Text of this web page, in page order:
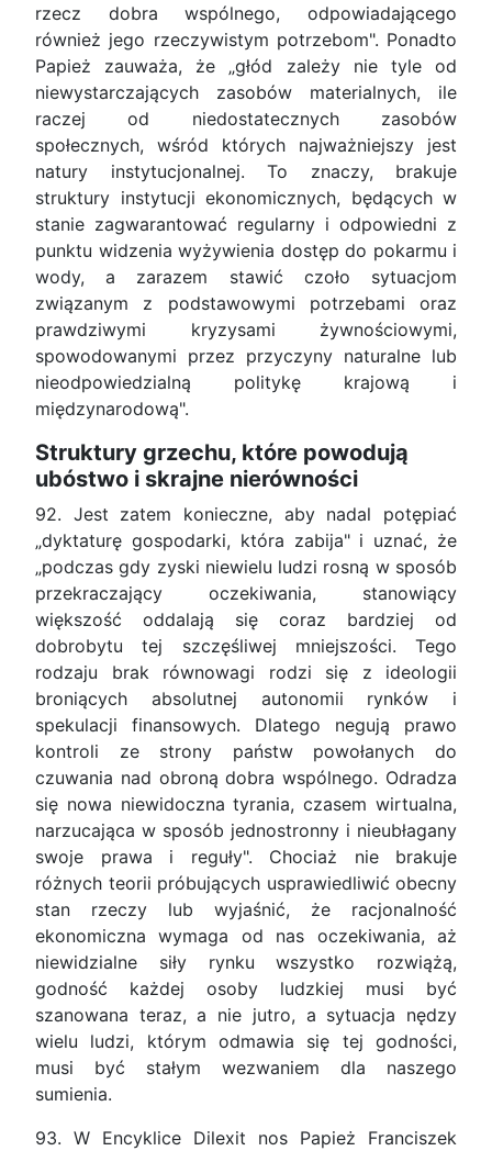
rzecz dobra wspólnego, odpowiadającego
również jego rzeczywistym potrzebom". Ponadto
Papież zauważa, że „głód zależy nie tyle od
niewystarczających zasobów materialnych, ile
raczej od niedostatecznych zasobów
społecznych, wśród których najważniejszy jest
natury instytucjonalnej. To znaczy, brakuje
struktury instytucji ekonomicznych, będących w
stanie zagwarantować regularny i odpowiedni z
punktu widzenia wyżywienia dostęp do pokarmu i
wody, a zarazem stawić czoło sytuacjom
związanym z podstawowymi potrzebami oraz
prawdziwymi kryzysami żywnościowymi,
spowodowanymi przez przyczyny naturalne lub
nieodpowiedzialną politykę krajową i
międzynarodową".
Struktury grzechu, które powodują
ubóstwo i skrajne nierówności
92. Jest zatem konieczne, aby nadal potępiać
„dyktaturę gospodarki, która zabija" i uznać, że
„podczas gdy zyski niewielu ludzi rosną w sposób
przekraczający oczekiwania, stanowiący
większość oddalają się coraz bardziej od
dobrobytu tej szczęśliwej mniejszości. Tego
rodzaju brak równowagi rodzi się z ideologii
broniących absolutnej autonomii rynków i
spekulacji finansowych. Dlatego negują prawo
kontroli ze strony państw powołanych do
czuwania nad obroną dobra wspólnego. Odradza
się nowa niewidoczna tyrania, czasem wirtualna,
narzucająca w sposób jednostronny i nieubłagany
swoje prawa i reguły". Chociaż nie brakuje
różnych teorii próbujących usprawiedliwić obecny
stan rzeczy lub wyjaśnić, że racjonalność
ekonomiczna wymaga od nas oczekiwania, aż
niewidzialne siły rynku wszystko rozwiążą,
godność każdej osoby ludzkiej musi być
szanowana teraz, a nie jutro, a sytuacja nędzy
wielu ludzi, którym odmawia się tej godności,
musi być stałym wezwaniem dla naszego
sumienia.
93. W Encyklice Dilexit nos Papież Franciszek